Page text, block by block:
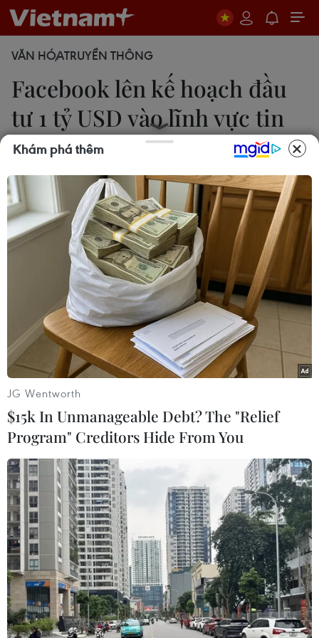
VĂN HÓATRUYỀN THÔNG
Facebook lên kế hoạch đầu
tư 1 tỷ USD vào lĩnh vực tin
tức
Bùi Đại Thắng
25/02/2021 04:30
Facebook đã đầu tư 600 triệu USD kể từ năm 2018
để hỗ trợ lĩnh vực tin tức và lên kế hoạch đầu tư
thêm ít nhất 1 tỷ USD trong ba năm tới.
Giám đốc điều hành Facebook, ông Mark Zuckerberg. (Nguồn:
Getty)
Ngày 24/2, Facebook đã thông báo sẽ đầu tư 1 tỷ
USD vào lĩnh vực tin tức trong ba năm tới, một
tuần sau khi xảy ra bất đồng giữa mạng xã hội
lớn nhất thế giới với Australia về đạo luật mới
yêu cầu Facebook trả tiền cho các hãng tin để
Khám phá thêm
JG Wentworth
$15k In Unmanageable Debt? The "Relief
Program" Creditors Hide From You